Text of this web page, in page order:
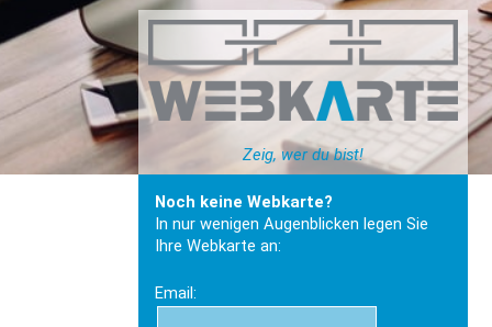
Zeig, wer du bist!
Noch keine Webkarte?
In nur wenigen Augenblicken legen Sie
Ihre Webkarte an:
Email: